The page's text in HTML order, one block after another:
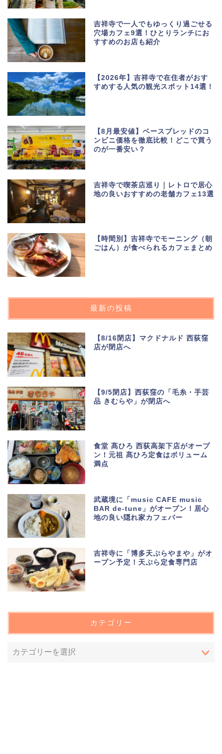
吉祥寺で一人でもゆっくり過ごせる
穴場カフェ9選！ひとりランチにお
すすめのお店も紹介
【2026年】吉祥寺で在住者がおす
すめする人気の観光スポット14選！
【8月最安値】ベースブレッドのコ
ンビニ価格を徹底比較！どこで買う
のが一番安い？
吉祥寺で喫茶店巡り｜レトロで居心
地の良いおすすめの老舗カフェ13選
【時間別】吉祥寺でモーニング（朝
ごはん）が食べられるカフェまとめ
最新の投稿
【8/16閉店】マクドナルド 西荻窪
店が閉店へ
【9/5閉店】西荻窪の「毛糸・手芸
品 きむらや」が閉店へ
食堂 髙ひろ 西荻高架下店がオープ
ン！元祖 髙ひろ定食はボリューム
満点
武蔵境に「music CAFE music
BAR de-tune」がオープン！居心
地の良い隠れ家カフェバー
吉祥寺に「博多天ぷらやまや」がオ
ープン予定！天ぷら定食専門店
カテゴリー